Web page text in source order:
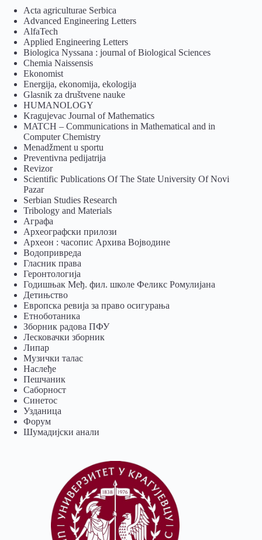
Acta agriculturae Serbica
Advanced Engineering Letters
AlfaTech
Applied Engineering Letters
Biologica Nyssana : journal of Biological Sciences
Chemia Naissensis
Ekonomist
Energija, ekonomija, ekologija
Glasnik za društvene nauke
HUMANOLOGY
Kragujevac Journal of Mathematics
MATCH – Communications in Mathematical and in
Computer Chemistry
Menadžment u sportu
Preventivna pedijatrija
Revizor
Scientific Publications Of The State University Of Novi
Pazar
Serbian Studies Research
Tribology and Materials
Аграфа
Археографски прилози
Археон : часопис Архива Војводине
Водопривреда
Гласник права
Геронтологија
Годишњак Међ. фил. школе Феликс Ромулијана
Детињство
Европска ревија за право осигурања
Eтноботаника
Зборник радова ПФУ
Лесковачки зборник
Липар
Музички талас
Наслеђе
Пешчаник
Саборност
Синетос
Узданица
Форум
Шумадијски анали